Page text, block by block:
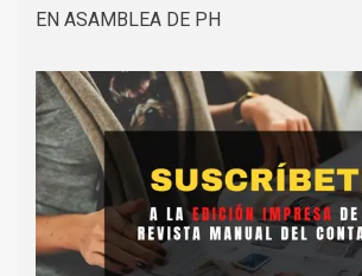
EN ASAMBLEA DE PH